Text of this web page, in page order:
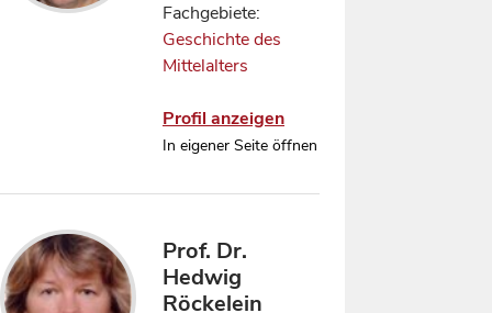
Fachgebiete:
Geschichte des
Mittelalters
Profil anzeigen
In eigener Seite öffnen
Prof. Dr.
Hedwig
Röckelein